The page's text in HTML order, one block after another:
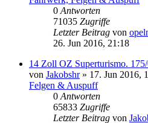
0 Antworten
71035 Zugriffe
Letzter Beitrag von
26. Jun 2016, 21:18
14 Zoll OZ Superturismo.
von Jakobshr» 17. Jun 2016,
Felgen & Auspuff
0 Antworten
65833 Zugriffe
Letzter Beitrag von